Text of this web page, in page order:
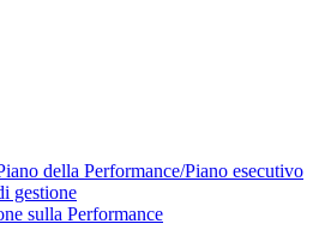
della Performance/Piano esecutivo
gestione
sulla Performance